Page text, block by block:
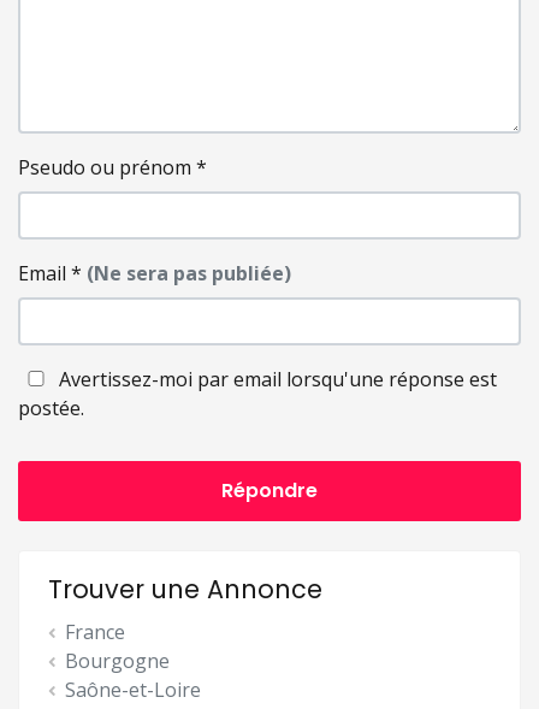
Pseudo ou prénom *
Email * (Ne sera pas publiée)
Avertissez-moi par email lorsqu'une réponse est
postée.
Répondre
Trouver une Annonce
France
Bourgogne
Saône-et-Loire